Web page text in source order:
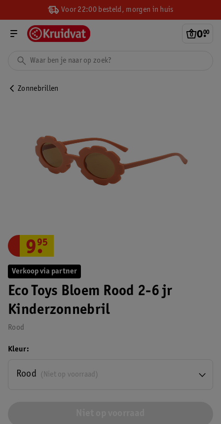
Voor 22:00 besteld, morgen in huis
0.
00
Zonnebrillen
Verkoop via partner
Eco Toys Bloem Rood 2-6 jr
Kinderzonnebril
Rood
9.
95
Kleur
(Niet op voorraad)
Rood